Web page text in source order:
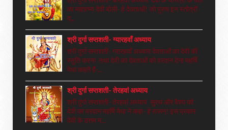
का माहात्म्य देवी बोली- हे देवताओं! जो पुरुष इन स्तोत्रों
द्...
श्री दुर्गा सप्तशती- ग्यारहवाँ अध्याय
श्री दुर्गा सप्तशती- ग्यारहवाँ अध्याय देवताओं का देवी की
स्तुति करना तथा देवी का देवताओं को वरदान देना महर्षि
मेधा कहते हैं-...
श्री दुर्गा सप्तशती- तेरहवां अध्याय
श्री दुर्गा सप्तशती- तेरहवां अध्याय सुरथ और वैश्य को
देवी का वरदान महर्षि मेधा ने कहा- हे राजन्! इस प्रकार
देवी के उत्तम म...